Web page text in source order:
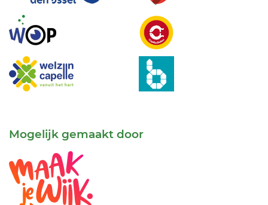
Mogelijk gemaakt door